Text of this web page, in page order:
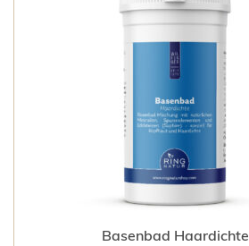
Basenbad Haardichte